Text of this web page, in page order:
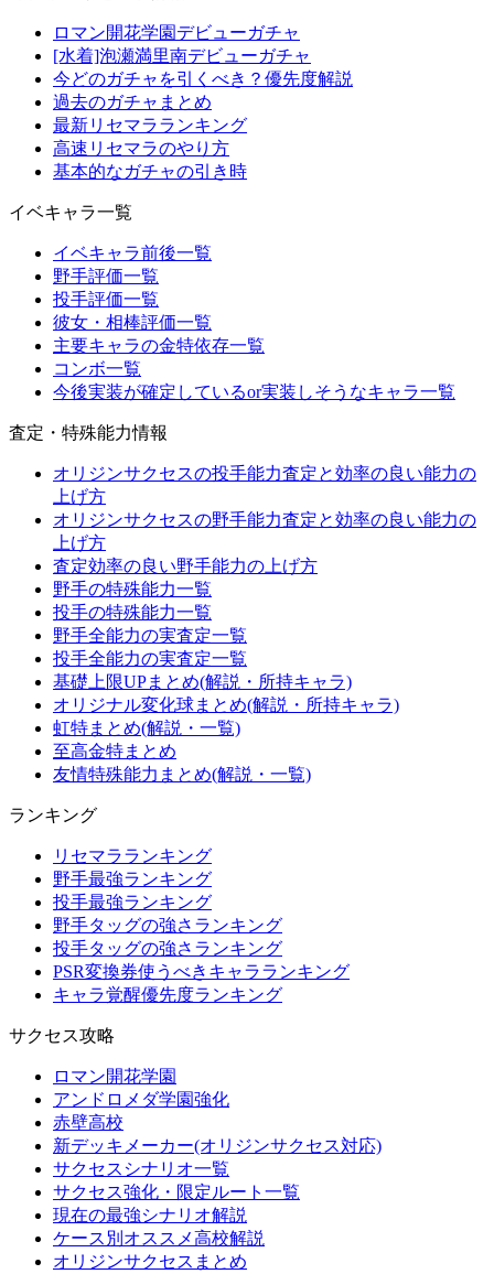
ロマン開花学園デビューガチャ
[水着]泡瀬満里南デビューガチャ
今どのガチャを引くべき？優先度解説
過去のガチャまとめ
最新リセマラランキング
高速リセマラのやり方
基本的なガチャの引き時
イベキャラ一覧
イベキャラ前後一覧
野手評価一覧
投手評価一覧
彼女・相棒評価一覧
主要キャラの金特依存一覧
コンボ一覧
今後実装が確定しているor実装しそうなキャラ一覧
査定・特殊能力情報
オリジンサクセスの投手能力査定と効率の良い能力の
上げ方
オリジンサクセスの野手能力査定と効率の良い能力の
上げ方
査定効率の良い野手能力の上げ方
野手の特殊能力一覧
投手の特殊能力一覧
野手全能力の実査定一覧
投手全能力の実査定一覧
基礎上限UPまとめ(解説・所持キャラ)
オリジナル変化球まとめ(解説・所持キャラ)
虹特まとめ(解説・一覧)
至高金特まとめ
友情特殊能力まとめ(解説・一覧)
ランキング
リセマラランキング
野手最強ランキング
投手最強ランキング
野手タッグの強さランキング
投手タッグの強さランキング
PSR変換券使うべきキャラランキング
キャラ覚醒優先度ランキング
サクセス攻略
ロマン開花学園
アンドロメダ学園強化
赤壁高校
新デッキメーカー(オリジンサクセス対応)
サクセスシナリオ一覧
サクセス強化・限定ルート一覧
現在の最強シナリオ解説
ケース別オススメ高校解説
オリジンサクセスまとめ